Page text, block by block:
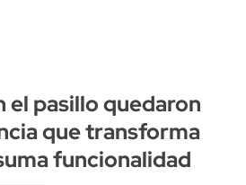
el pasillo quedaron
que transforma
funcionalidad